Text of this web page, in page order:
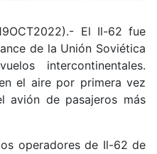
El Il-62 fue
de la Unión Soviética
intercontinentales.
el aire por primera vez
avión de pasajeros más
operadores de Il-62 de